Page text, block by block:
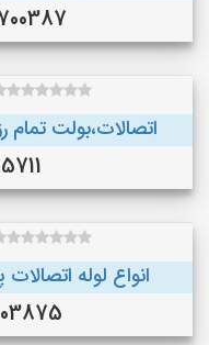
اتصالات،بولت تمام
انواع لوله